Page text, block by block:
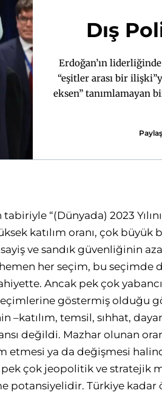
Dış
Erdoğan’ın
“eşitler arası bir
eksen” tanımlamayan
“(Dünyada) 2023
katılım oranı, çok
ve sandık güvenliğinin
her seçim, bu
Ancak pek çok
seçimlerine göstermiş
temsil, sıhhat,
değildi. Mazhar olunan
etmesi ya da değişmesi
pek çok jeopolitik ve stratejik
potansiyelidir. Türkiye kadar